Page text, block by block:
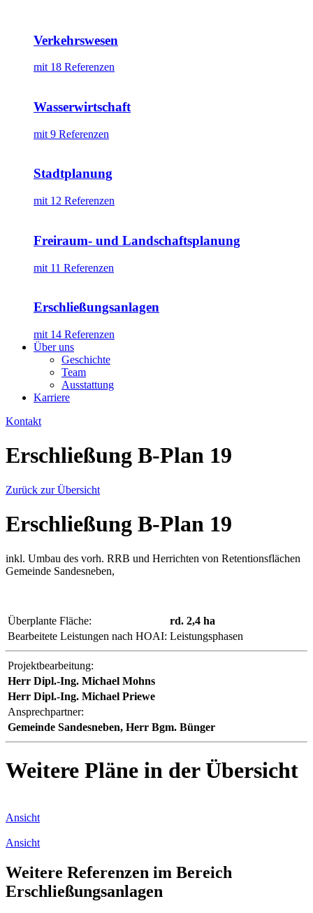
Verkehrswesen
mit 18 Referenzen
Wasserwirtschaft
mit 9 Referenzen
Stadtplanung
mit 12 Referenzen
Freiraum- und Landschaftsplanung
mit 11 Referenzen
Erschließungsanlagen
mit 14 Referenzen
Über uns
Geschichte
Team
Ausstattung
Karriere
Kontakt
Erschließung B-Plan 19
Zurück zur Übersicht
Erschließung B-Plan 19
inkl. Umbau des vorh. RRB und Herrichten von Retentionsflächen
Gemeinde Sandesneben,
Überplante Fläche:
rd. 2,4 ha
Bearbeitete Leistungen nach HOAI: Leistungsphasen
Projektbearbeitung:
Herr Dipl.-Ing. Michael Mohns
Herr Dipl.-Ing. Michael Priewe
Ansprechpartner:
Gemeinde Sandesneben, Herr Bgm. Bünger
Weitere Pläne in der Übersicht
Ansicht
Ansicht
Weitere Referenzen im Bereich
Erschließungsanlagen